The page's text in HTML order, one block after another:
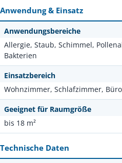
Anwendung & Einsatz
Anwendungsbereiche
Allergie, Staub, Schimmel,
Bakterien
Einsatzbereich
Wohnzimmer, Schlafzimmer,
Geeignet für Raumgröße
bis 18 m²
Technische Daten